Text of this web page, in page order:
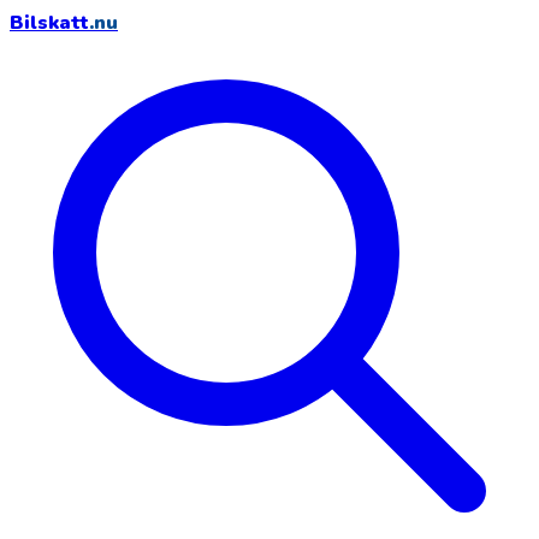
Bilskatt.nu